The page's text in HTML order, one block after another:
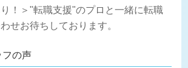
！＞"転職支援"のプロと一緒に転職
せお待ちしております。
の声